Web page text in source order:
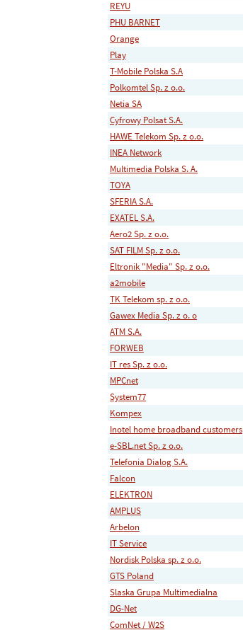
REYU
PHU BARNET
Orange
Play
T-Mobile Polska S.A
Polkomtel Sp. z o.o.
Netia SA
Cyfrowy Polsat S.A.
HAWE Telekom Sp. z o.o.
INEA Network
Multimedia Polska S. A.
TOYA
SFERIA S.A.
EXATEL S.A.
Aero2 Sp. z o.o.
SAT FILM Sp. z o.o.
Eltronik "Media" Sp. z o.o.
a2mobile
TK Telekom sp. z o.o.
Gawex Media Sp. z o. o
ATM S.A.
FORWEB
IT res Sp. z o.o.
MPCnet
System77
Kompex
Inotel home broadband customers
e-SBL.net Sp. z o.o.
Telefonia Dialog S.A.
Falcon
ELEKTRON
AMPLUS
Arbelon
IT Service
Nordisk Polska sp. z o.o.
GTS Poland
Slaska Grupa Multimedialna
DG-Net
ComNet / W2S